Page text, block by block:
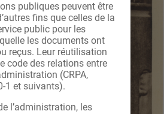
publiques peuvent être
fins que celles de la
public pour les
les documents ont
reçus. Leur réutilisation
code des relations entre
(CRPA,
1 et suivants).
l’administration, les